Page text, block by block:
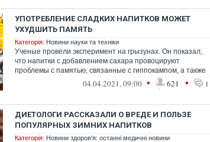
УПОТРЕБЛЕНИЕ СЛАДКИХ НАПИТКОВ МОЖЕТ
УХУДШИТЬ ПАМЯТЬ
Категорія: Новини науки та техніки
Ученые провели эксперимент на грызунах. Он показал,
что напитки с добавлением сахара провоцируют
проблемы с памятью, связанные с гиппокампом, а также
04.04.2021, 09:00 • 621 • 1
ДИЕТОЛОГИ РАССКАЗАЛИ О ВРЕДЕ И ПОЛЬЗЕ
ПОПУЛЯРНЫХ ЗИМНИХ НАПИТКОВ
Категорія: Новини здоров'я: останні медичні новини